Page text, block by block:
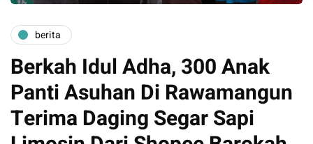
berita
Berkah Idul Adha, 300 Anak
Panti Asuhan Di Rawamangun
Terima Daging Segar Sapi